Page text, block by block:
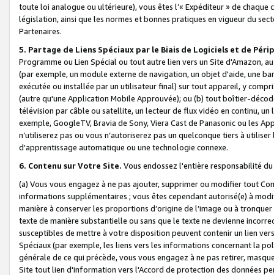
toute loi analogue ou ultérieure), vous êtes l’« Expéditeur » de
législation, ainsi que les normes et bonnes pratiques en vigueur du
Partenaires.
5. Partage de Liens Spéciaux par le Biais de Logiciels et de
Programme ou Lien Spécial ou tout autre lien vers un Site d'Amazon,
(par exemple, un module externe de navigation, un objet d'aide, une
exécutée ou installée par un utilisateur final) sur tout appareil, y
(autre qu'une Application Mobile Approuvée); ou (b) tout boîtier-
télévision par câble ou satellite, un lecteur de flux vidéo en continu,
exemple, GoogleTV, Bravia de Sony, Viera Cast de Panasonic ou les
n’utiliserez pas ou vous n’autoriserez pas un quelconque tiers à
d'apprentissage automatique ou une technologie connexe.
6. Contenu sur Votre Site. Vous endossez l'entière responsabilité
(a) Vous vous engagez à ne pas ajouter, supprimer ou modifier tout
informations supplémentaires ; vous êtes cependant autorisé(e) à
manière à conserver les proportions d’origine de l’image ou à
texte de manière substantielle ou sans que le texte ne devienne
susceptibles de mettre à votre disposition peuvent contenir un lien
Spéciaux (par exemple, les liens vers les informations concernant la
générale de ce qui précède, vous vous engagez à ne pas retirer,
Site tout lien d'information vers l'Accord de protection des données